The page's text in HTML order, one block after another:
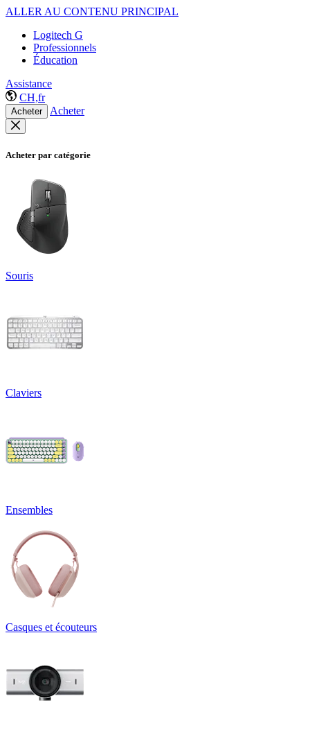
ALLER AU CONTENU PRINCIPAL
Logitech G
Professionnels
Éducation
Assistance
CH,fr
Acheter Acheter
Acheter par catégorie
Souris
Claviers
Ensembles
Casques et écouteurs